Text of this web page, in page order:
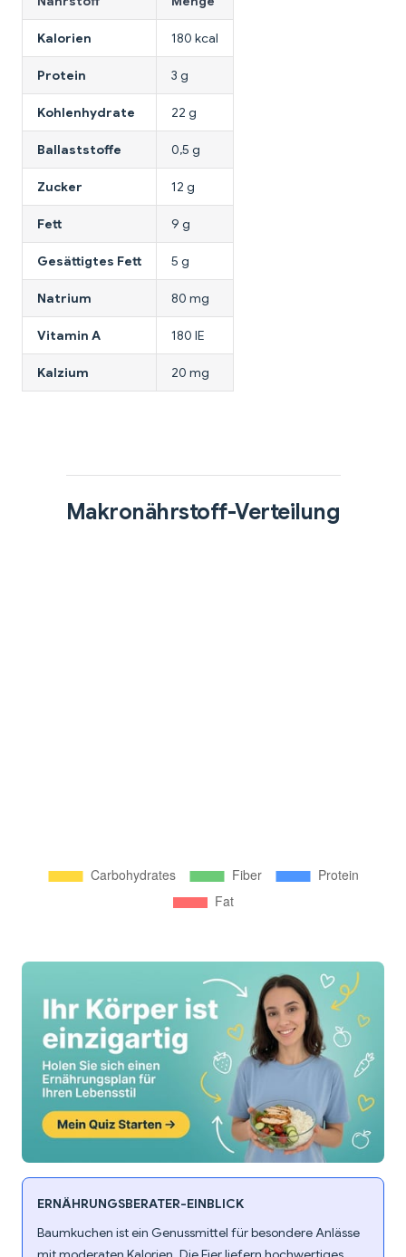
Kalorien 180 kcal
Protein 3 g
Kohlenhydrate 22 g
Ballaststoffe 0,5 g
Zucker 12 g
Fett 9 g
Gesättigtes Fett 5 g
Natrium 80 mg
Vitamin A 180 IE
Kalzium 20 mg
Makronährstoff-Verteilung
ERNÄHRUNGSBERATER-EINBLICK
Baumkuchen ist ein Genussmittel für besondere Anlässe